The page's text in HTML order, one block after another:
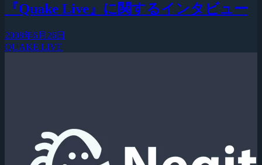
『Quake Live』に関するインタビュー
2008年6月26日
QUAKE LIVE